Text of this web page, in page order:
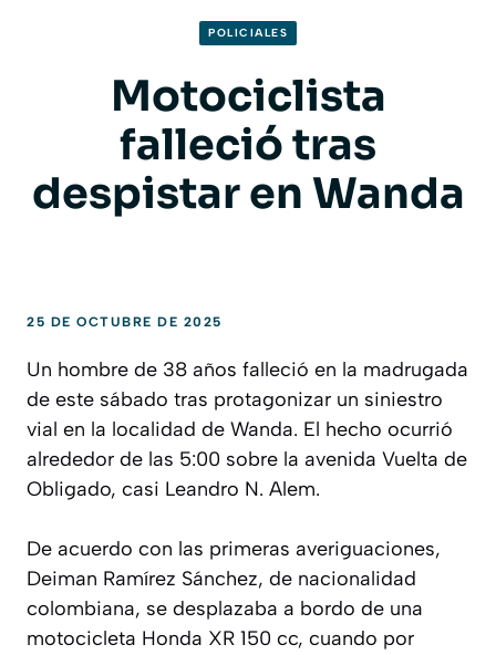
POLICIALES
Motociclista
falleció tras
despistar en Wanda
25 DE OCTUBRE DE 2025
Un hombre de 38 años falleció en la madrugada
de este sábado tras protagonizar un siniestro
vial en la localidad de Wanda. El hecho ocurrió
alrededor de las 5:00 sobre la avenida Vuelta de
Obligado, casi Leandro N. Alem.
De acuerdo con las primeras averiguaciones,
Deiman Ramírez Sánchez, de nacionalidad
colombiana, se desplazaba a bordo de una
motocicleta Honda XR 150 cc, cuando por